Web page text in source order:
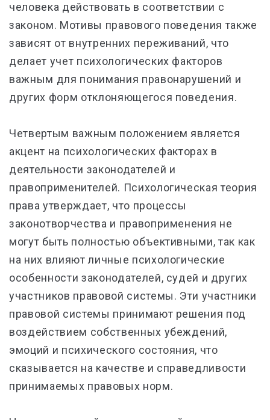
человека действовать в соответствии с
законом. Мотивы правового поведения также
зависят от внутренних переживаний, что
делает учет психологических факторов
важным для понимания правонарушений и
других форм отклоняющегося поведения.
Четвертым важным положением является
акцент на психологических факторах в
деятельности законодателей и
правоприменителей. Психологическая теория
права утверждает, что процессы
законотворчества и правоприменения не
могут быть полностью объективными, так как
на них влияют личные психологические
особенности законодателей, судей и других
участников правовой системы. Эти участники
правовой системы принимают решения под
воздействием собственных убеждений,
эмоций и психического состояния, что
сказывается на качестве и справедливости
принимаемых правовых норм.